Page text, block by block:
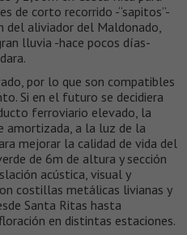
de corto recorrido -“sapitos”-
aliviador del Maldonado,
lluvia -hace pocos días-
por lo que son compatibles
Si en el futuro se decidiera
ferroviario elevado, la
amortizada, a la luz de la
mejorar la calidad de vida del
de 6m de altura y sección
acústica, visual y
costillas metálicas livianas y
Santa Ritas hasta
en distintas estaciones.